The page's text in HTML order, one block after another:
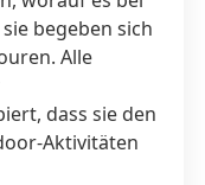
begeben sich
Alle
dass sie den
Aktivitäten